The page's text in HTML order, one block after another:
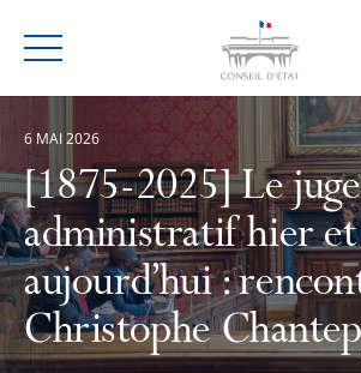
Menu
[1875-2025] Le juge
administratif hier et
aujourd’hui :
Christophe
6 MAI 2026